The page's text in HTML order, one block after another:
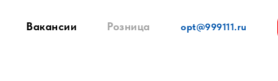
opt@999111.ru
Вакансии Розница